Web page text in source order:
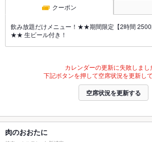
クーポン
飲み放題だけメニュー！★★期間限定【2時間
★★ 生ビール付き！
カレンダーの更新に失敗しまし
下記ボタンを押して空席状況を更新して
空席状況を更新する
肉のおおたに